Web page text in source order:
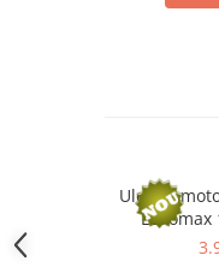
Transmisie
Ulei de
Euromax